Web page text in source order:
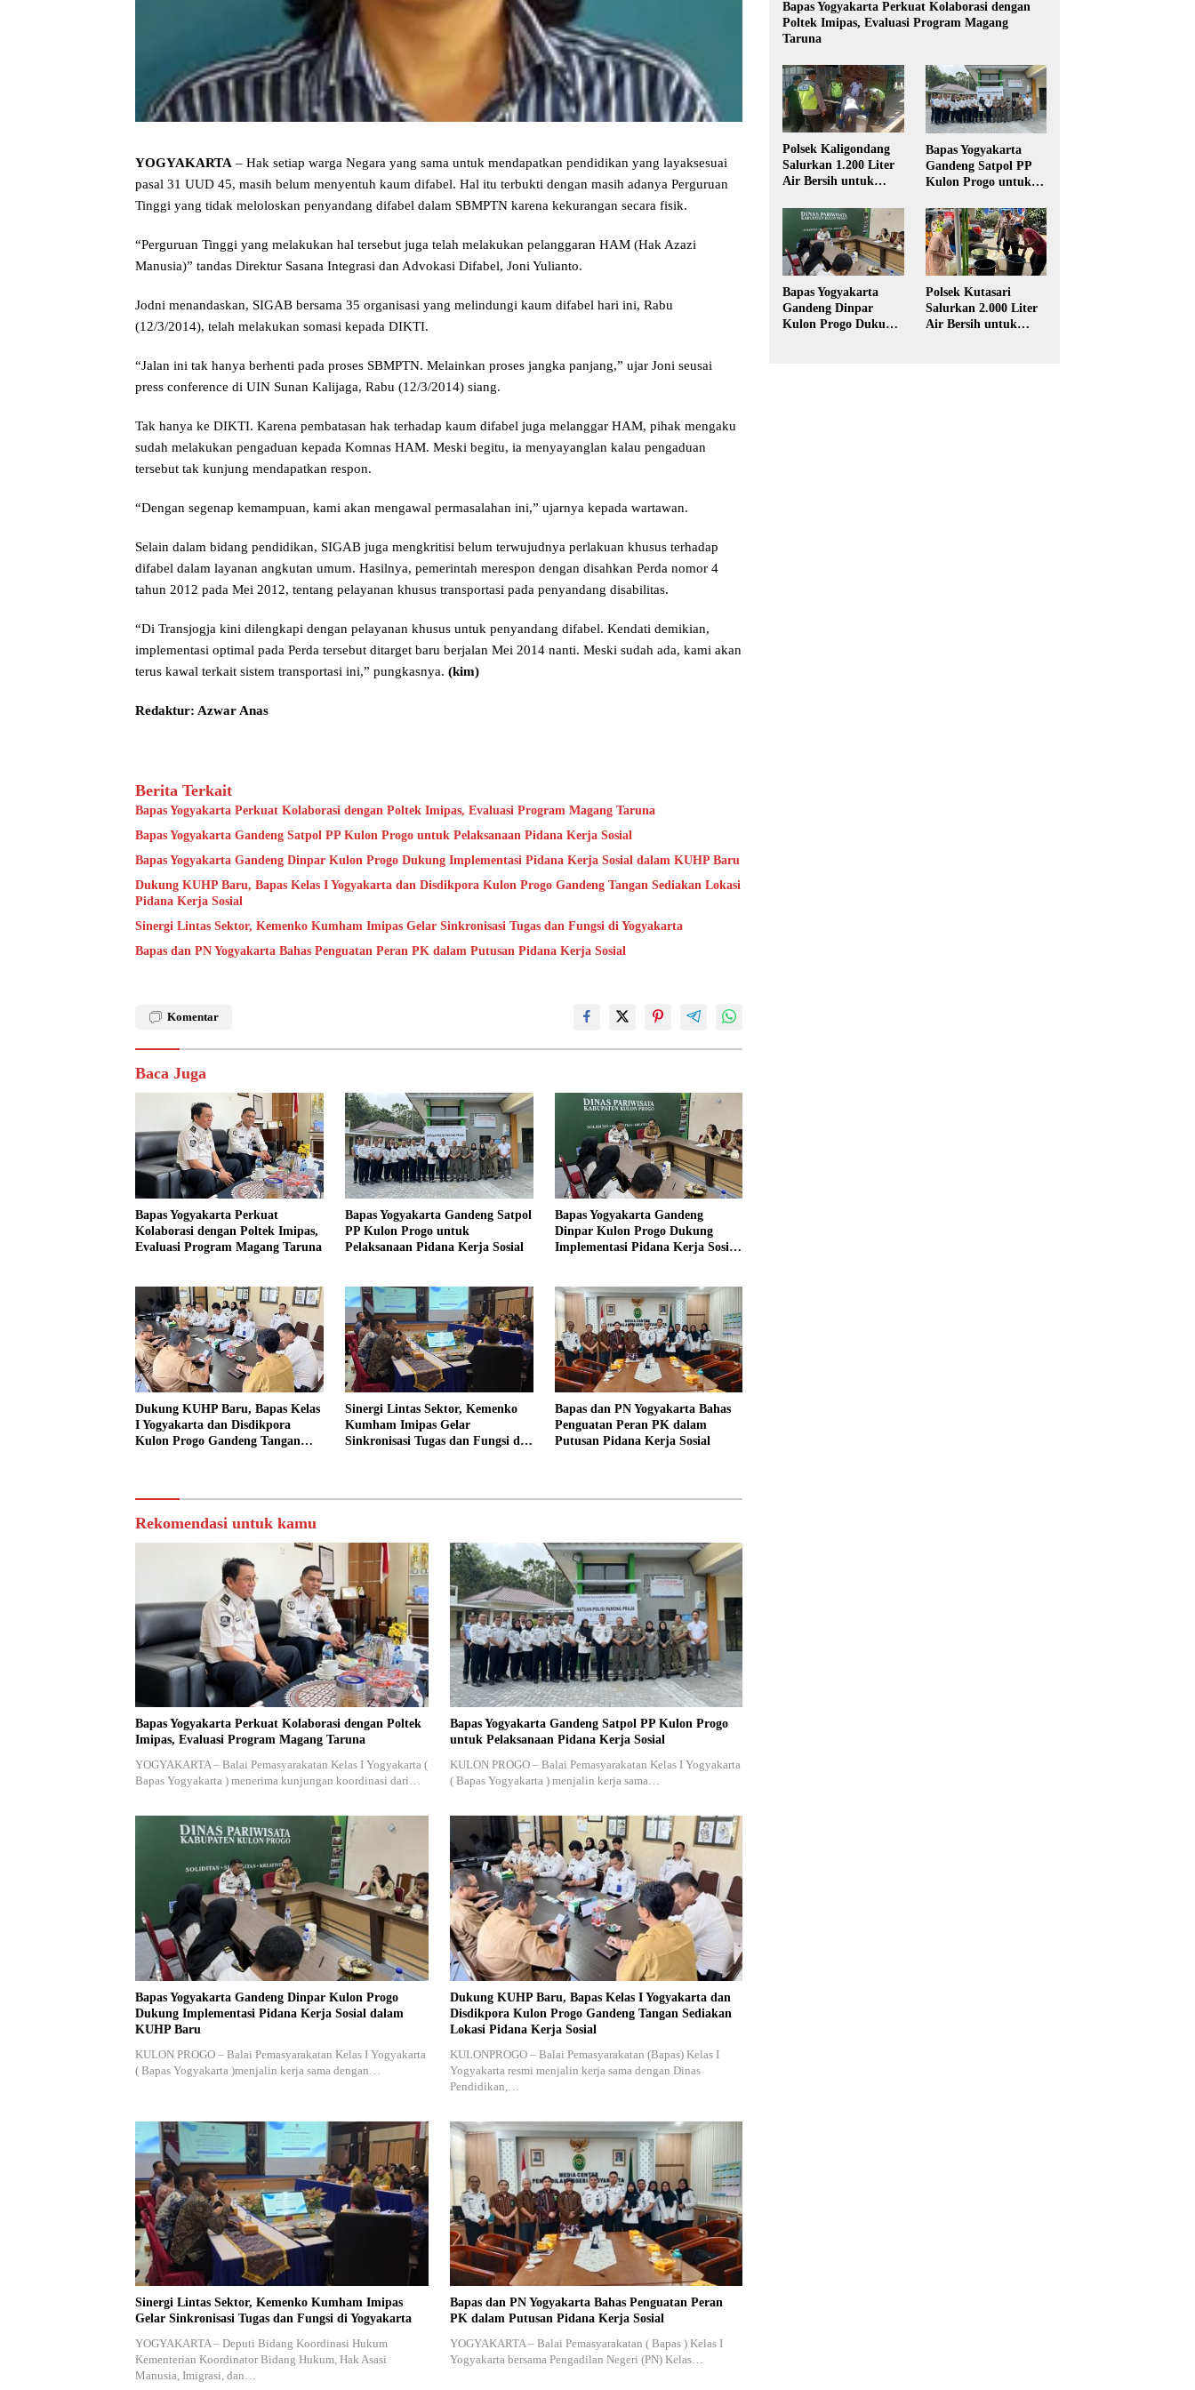
YOGYAKARTA – Hak setiap warga Negara yang sama untuk mendapatkan pendidikan yang layaksesuai
pasal 31 UUD 45, masih belum menyentuh kaum difabel. Hal itu terbukti dengan masih adanya Perguruan
Tinggi yang tidak meloloskan penyandang difabel dalam SBMPTN karena kekurangan secara fisik.
“Perguruan Tinggi yang melakukan hal tersebut juga telah melakukan pelanggaran HAM (Hak Azazi
Manusia)” tandas Direktur Sasana Integrasi dan Advokasi Difabel, Joni Yulianto.
Jodni menandaskan, SIGAB bersama 35 organisasi yang melindungi kaum difabel hari ini, Rabu
(12/3/2014), telah melakukan somasi kepada DIKTI.
“Jalan ini tak hanya berhenti pada proses SBMPTN. Melainkan proses jangka panjang,” ujar Joni seusai
press conference di UIN Sunan Kalijaga, Rabu (12/3/2014) siang.
Tak hanya ke DIKTI. Karena pembatasan hak terhadap kaum difabel juga melanggar HAM, pihak mengaku
sudah melakukan pengaduan kepada Komnas HAM. Meski begitu, ia menyayanglan kalau pengaduan
tersebut tak kunjung mendapatkan respon.
“Dengan segenap kemampuan, kami akan mengawal permasalahan ini,” ujarnya kepada wartawan.
Selain dalam bidang pendidikan, SIGAB juga mengkritisi belum terwujudnya perlakuan khusus terhadap
difabel dalam layanan angkutan umum. Hasilnya, pemerintah merespon dengan disahkan Perda nomor 4
tahun 2012 pada Mei 2012, tentang pelayanan khusus transportasi pada penyandang disabilitas.
“Di Transjogja kini dilengkapi dengan pelayanan khusus untuk penyandang difabel. Kendati demikian,
implementasi optimal pada Perda tersebut ditarget baru berjalan Mei 2014 nanti. Meski sudah ada, kami akan
terus kawal terkait sistem transportasi ini,” pungkasnya. (kim)
Redaktur: Azwar Anas
Berita Terkait
Bapas Yogyakarta Perkuat Kolaborasi dengan Poltek Imipas, Evaluasi Program Magang Taruna
Bapas Yogyakarta Gandeng Satpol PP Kulon Progo untuk Pelaksanaan Pidana Kerja Sosial
Bapas Yogyakarta Gandeng Dinpar Kulon Progo Dukung Implementasi Pidana Kerja Sosial dalam KUHP Baru
Dukung KUHP Baru, Bapas Kelas I Yogyakarta dan Disdikpora Kulon Progo Gandeng Tangan Sediakan Lokasi
Pidana Kerja Sosial
Sinergi Lintas Sektor, Kemenko Kumham Imipas Gelar Sinkronisasi Tugas dan Fungsi di Yogyakarta
Bapas dan PN Yogyakarta Bahas Penguatan Peran PK dalam Putusan Pidana Kerja Sosial
Komentar
Baca Juga
Bapas Yogyakarta Perkuat
Kolaborasi dengan Poltek Imipas,
Evaluasi Program Magang Taruna
Bapas Yogyakarta Gandeng Satpol
PP Kulon Progo untuk
Pelaksanaan Pidana Kerja Sosial
Bapas Yogyakarta Gandeng
Dinpar Kulon Progo Dukung
Implementasi Pidana Kerja Sosial
Dukung KUHP Baru, Bapas Kelas
I Yogyakarta dan Disdikpora
Kulon Progo Gandeng Tangan
Sinergi Lintas Sektor, Kemenko
Kumham Imipas Gelar
Sinkronisasi Tugas dan Fungsi di
Bapas dan PN Yogyakarta Bahas
Penguatan Peran PK dalam
Putusan Pidana Kerja Sosial
Rekomendasi untuk kamu
Bapas Yogyakarta Perkuat Kolaborasi dengan Poltek
Imipas, Evaluasi Program Magang Taruna
YOGYAKARTA – Balai Pemasyarakatan Kelas I Yogyakarta (
Bapas Yogyakarta ) menerima kunjungan koordinasi dari…
Bapas Yogyakarta Gandeng Satpol PP Kulon Progo
untuk Pelaksanaan Pidana Kerja Sosial
KULON PROGO – Balai Pemasyarakatan Kelas I Yogyakarta
( Bapas Yogyakarta ) menjalin kerja sama…
Bapas Yogyakarta Gandeng Dinpar Kulon Progo
Dukung Implementasi Pidana Kerja Sosial dalam
KUHP Baru
KULON PROGO – Balai Pemasyarakatan Kelas I Yogyakarta
( Bapas Yogyakarta )menjalin kerja sama dengan…
Dukung KUHP Baru, Bapas Kelas I Yogyakarta dan
Disdikpora Kulon Progo Gandeng Tangan Sediakan
Lokasi Pidana Kerja Sosial
KULONPROGO – Balai Pemasyarakatan (Bapas) Kelas I
Yogyakarta resmi menjalin kerja sama dengan Dinas
Pendidikan,…
Sinergi Lintas Sektor, Kemenko Kumham Imipas
Gelar Sinkronisasi Tugas dan Fungsi di Yogyakarta
YOGYAKARTA – Deputi Bidang Koordinasi Hukum
Kementerian Koordinator Bidang Hukum, Hak Asasi
Manusia, Imigrasi, dan…
Bapas dan PN Yogyakarta Bahas Penguatan Peran
PK dalam Putusan Pidana Kerja Sosial
YOGYAKARTA – Balai Pemasyarakatan ( Bapas ) Kelas I
Yogyakarta bersama Pengadilan Negeri (PN) Kelas…
Bapas Yogyakarta Perkuat Kolaborasi dengan
Poltek Imipas, Evaluasi Program Magang
Taruna
Polsek Kaligondang
Salurkan 1.200 Liter
Air Bersih untuk
Kekeringan di
Purbalingga
Bapas Yogyakarta
Gandeng Satpol PP
Kulon Progo untuk
Kerja Sosial
Bapas Yogyakarta
Gandeng Dinpar
Kulon Progo Dukung
Polsek Kutasari
Salurkan 2.000 Liter
Air Bersih untuk